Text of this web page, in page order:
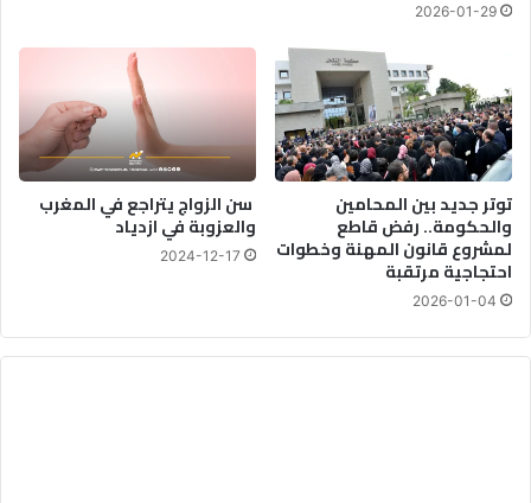
2026-01-29
توتر جديد بين المحامين
والحكومة.. رفض قاطع
لمشروع قانون المهنة وخطوات
احتجاجية مرتقبة
2026-01-04
سن الزواج يتراجع في المغرب
والعزوبة في ازدياد
2024-12-17